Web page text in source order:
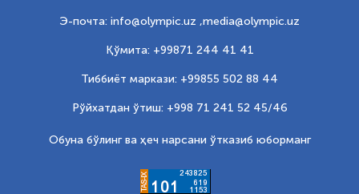
Э-почта: info@olympic.uz ,media@olympic.uz
Қўмита: +99871 244 41 41
Тиббиёт маркази: +99855 502 88 44
Рўйхатдан ўтиш: +998 71 241 52 45/46
Обуна бўлинг ва ҳеч нарсани ўтказиб юборманг